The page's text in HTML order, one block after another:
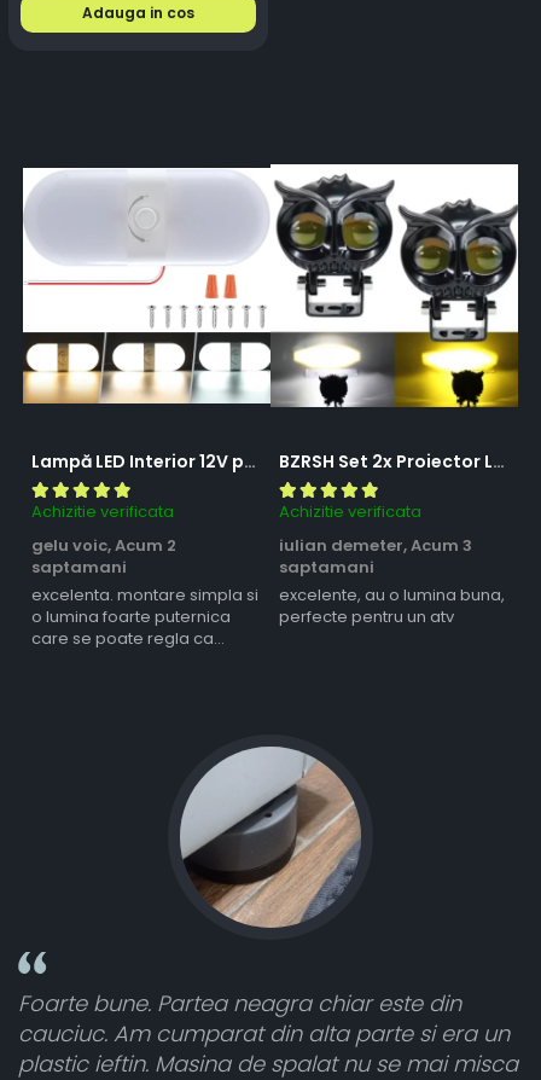
Adauga in cos
Lampă LED Interior 12V pentru Dubă, Camper și Rulotă - 180LED, 33 cm, 3 Temperaturii de Culoare, Intensitate Reglabilă, Iluminare Compartiment Marfă
Achizitie verificata
gelu voic,Acum 2
saptamani
excelenta. montare simpla si
o lumina foarte puternica
care se poate regla ca
BZRSH Set 2x Proiector LED Bufnita 50W Lupa 2 Faze Alb-Galben 12-24V Moto ATV
Achizitie verificata
iulian demeter,Acum 3
saptamani
excelente, au o lumina buna,
perfecte pentru un atv
din
si era un
mai misca
Toate sunt foarte luminoase și
atât de bine în curtea din spate. A
cele 8 bucati dar una nu a funcționat,